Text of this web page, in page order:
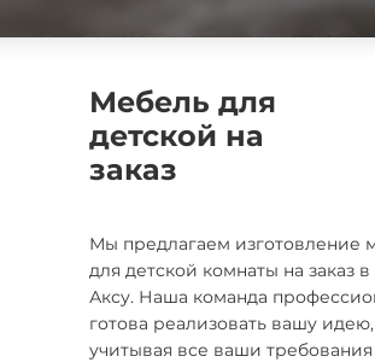
Мы предлагаем изготовление
для детской комнаты на заказ
Аксу. Наша команда
готова реализовать вашу идею,
учитывая все ваши
Мебель для
детской на
заказ